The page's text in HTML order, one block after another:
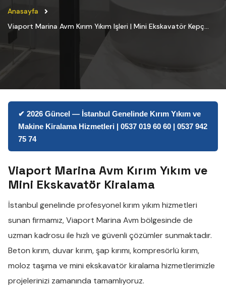
Anasayfa
Viaport Marina Avm Kırım Yıkım Işleri | Mini Ekskavatör Kepç...
✔ 2026 Güncel — İstanbul Genelinde Kırım Yıkım ve
Makine Kiralama Hizmetleri | 0537 019 60 60 | 0537 942
75 74
Viaport Marina Avm Kırım Yıkım ve
Mini Ekskavatör Kiralama
İstanbul genelinde profesyonel kırım yıkım hizmetleri
sunan firmamız,Viaport Marina Avm bölgesinde de
uzman kadrosu ile hızlı ve güvenli çözümler sunmaktadır.
Beton kırım,duvar kırım,şap kırımı,kompresörlü kırım,
moloz taşıma ve mini ekskavatör kiralama hizmetlerimizle
projelerinizi zamanında tamamlıyoruz.